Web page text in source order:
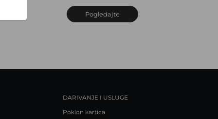
Pogledajte
DARIVANJE I USLUGE
Poklon kartica